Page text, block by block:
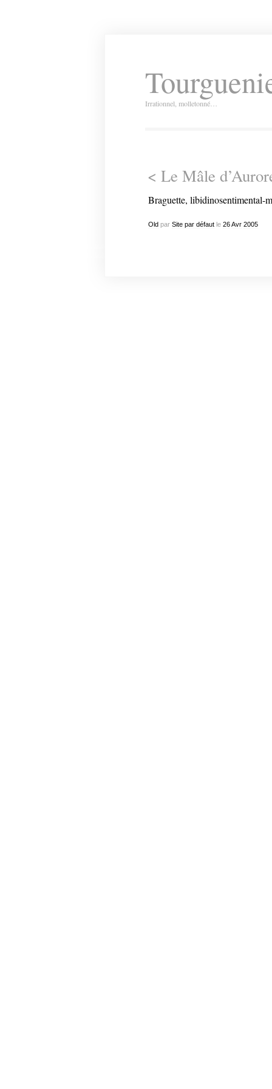
Irrationnel, molletonné…
< Le Mâle
Braguette, libidinosentimental-
Oldpar Site par défautle 26 Avr 2005